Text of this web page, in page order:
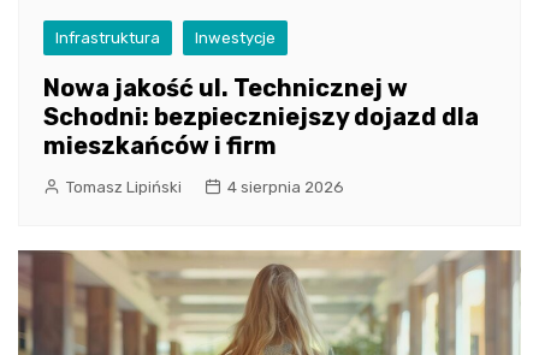
Infrastruktura Inwestycje
Nowa jakość ul. Technicznej w
Schodni: bezpieczniejszy dojazd dla
mieszkańców i firm
Tomasz Lipiński 4 sierpnia 2026